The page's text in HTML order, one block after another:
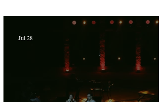
Hamdi - Par Sofien Manaï
Jul 28